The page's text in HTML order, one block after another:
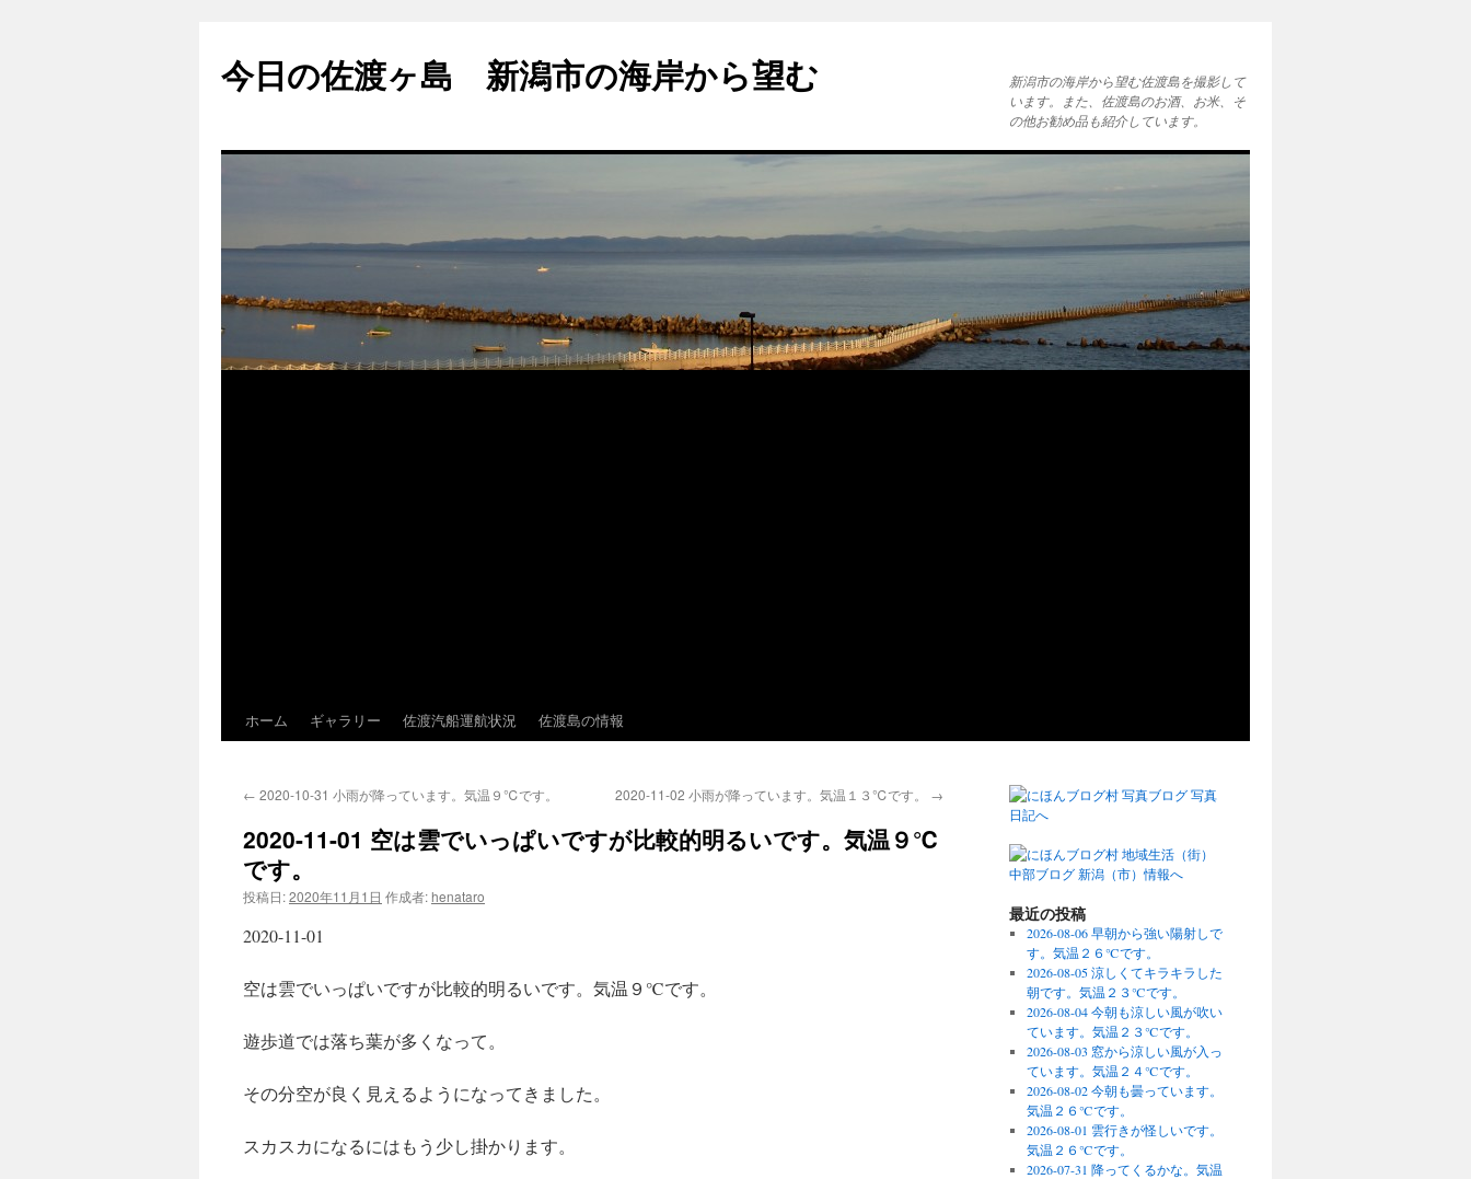
テ
ス
今日の佐渡ヶ島 新潟市の海岸から望む
新潟市の海岸から望む佐渡島を撮影して
います。また、佐渡島のお酒、お米、そ
の他お勧め品も紹介しています。
ホーム ギャラリー 佐渡汽船運航状況 佐渡島の情報
← 2020-10-31 小雨が降っています。気温９℃です。 2020-11-02 小雨が降っています。気温１３℃です。 →
2020-11-01 空は雲でいっぱいですが比較的明るいです。気温９℃
です。
投稿日:2020年11月1日 作成者: henataro
2020-11-01
空は雲でいっぱいですが比較的明るいです。気温９℃です。
遊歩道では落ち葉が多くなって。
その分空が良く見えるようになってきました。
スカスカになるにはもう少し掛かります。
最近の投稿
2026-08-06 早朝から強い陽射しで
す。気温２６℃です。
2026-08-05 涼しくてキラキラした
朝です。気温２３℃です。
2026-08-04 今朝も涼しい風が吹い
ています。気温２３℃です。
2026-08-03 窓から涼しい風が入っ
ています。気温２４℃です。
2026-08-02 今朝も曇っています。
気温２６℃です。
2026-08-01 雲行きが怪しいです。
気温２６℃です。
2026-07-31 降ってくるかな。気温